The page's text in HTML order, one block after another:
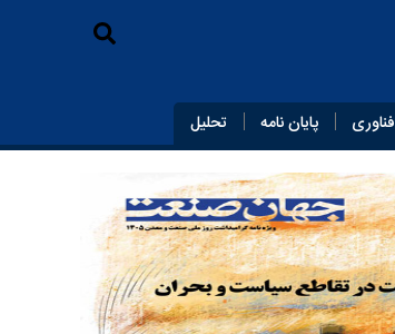
فناوری پایان‌ نامه تحلیل